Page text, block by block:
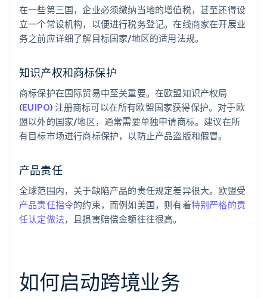
在一些第三国，企业必须缴纳当地的增值税，甚至还得设
立一个常设机构，以便进行税务登记。在线商家在开展业
务之前应详细了解目标国家/地区的适用法规。
知识产权和商标保护
商标保护在国际贸易中至关重要。在欧盟知识产权局
(EUIPO) 注册商标可以在所有欧盟国家获得保护。对于欧
盟以外的国家/地区，通常需要单独申请商标。建议在所
有目标市场进行商标保护，以防止产品盗版和假冒。
产品责任
全球范围内，关于缺陷产品的责任规定差异很大。欧盟受
产品责任指令的约束，而例如美国，则有着特别严格的责
任认定做法，且损害赔偿金额往往很高。
如何启动跨境业务